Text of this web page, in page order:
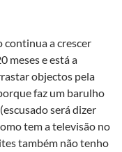
continua a crescer
meses e está a
objectos pela
faz um barulho
será dizer
tem a televisão no
também não tenho